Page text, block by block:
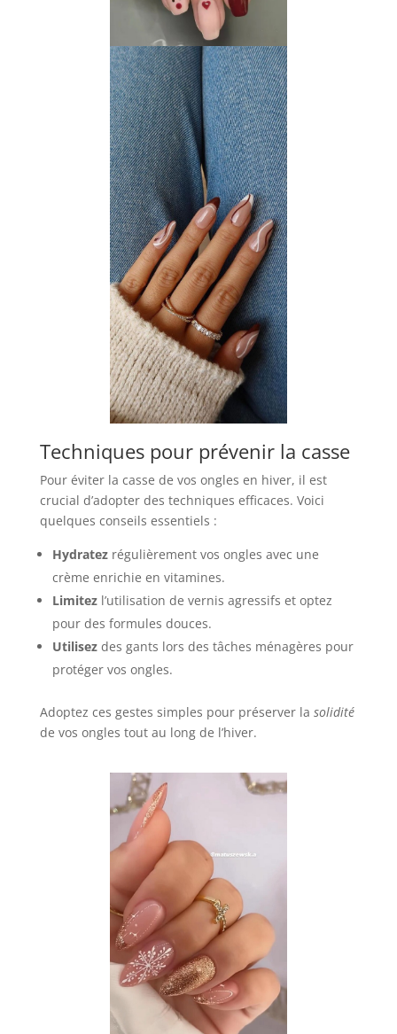
Techniques pour prévenir la casse
Pour éviter la casse de vos ongles en hiver, il est
crucial d’adopter des techniques efficaces. Voici
quelques conseils essentiels :
Hydratezrégulièrement vos ongles avec une
crème enrichie en vitamines.
Limitezl’utilisation de vernis agressifs et optez
pour des formules douces.
Utilisezdes gants lors des tâches ménagères pour
protéger vos ongles.
Adoptez ces gestes simples pour préserver la solidité
de vos ongles tout au long de l’hiver.